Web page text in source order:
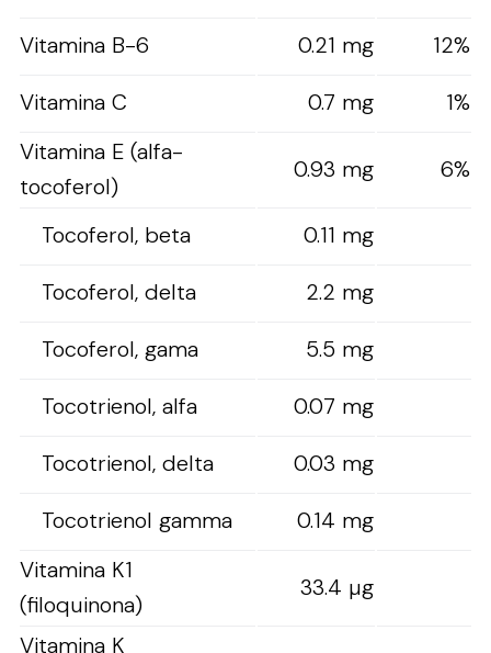
Vitamina B-6
0.21 mg
12%
Vitamina C
0.7 mg
1%
Vitamina E (alfa-
tocoferol)
0.93 mg 6%
Tocoferol, beta
0.11 mg
Tocoferol, delta
2.2 mg
Tocoferol, gama
5.5 mg
Tocotrienol, alfa
0.07 mg
Tocotrienol, delta
0.03 mg
Tocotrienol gamma
0.14 mg
Vitamina K1
(filoquinona)
33.4 µg
Vitamina K